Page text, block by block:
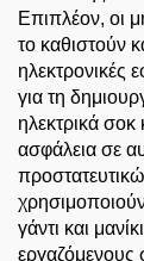
Επιπλέον, οι
το καθιστούν
ηλεκτρονικές
για τη
ηλεκτρικά
ασφάλεια σε
γάντι και
εργαζόμενους